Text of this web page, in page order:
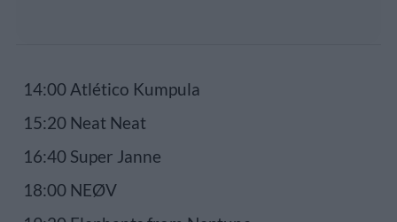
14:00 Atlético Kumpula
15:20 Neat Neat
16:40 Super Janne
18:00 NEØV